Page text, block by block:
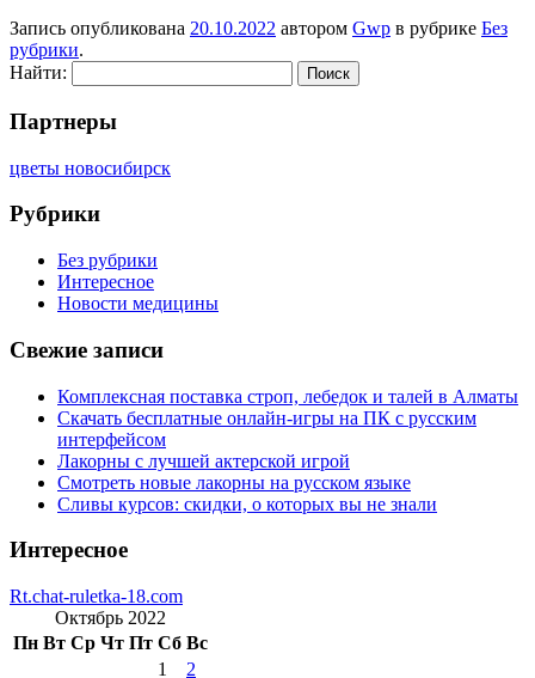
Запись опубликована 20.10.2022 автором Gwp в рубрике Без
рубрики.
Найти:
Партнеры
цветы новосибирск
Рубрики
Без рубрики
Интересное
Новости медицины
Свежие записи
Комплексная поставка строп, лебедок и талей в Алматы
Скачать бесплатные онлайн-игры на ПК с русским
интерфейсом
Лакорны с лучшей актерской игрой
Смотреть новые лакорны на русском языке
Сливы курсов: скидки, о которых вы не знали
Интересное
Rt.chat-ruletka-18.com
Октябрь 2022
Пн Вт Ср Чт Пт Сб Вс
1
2